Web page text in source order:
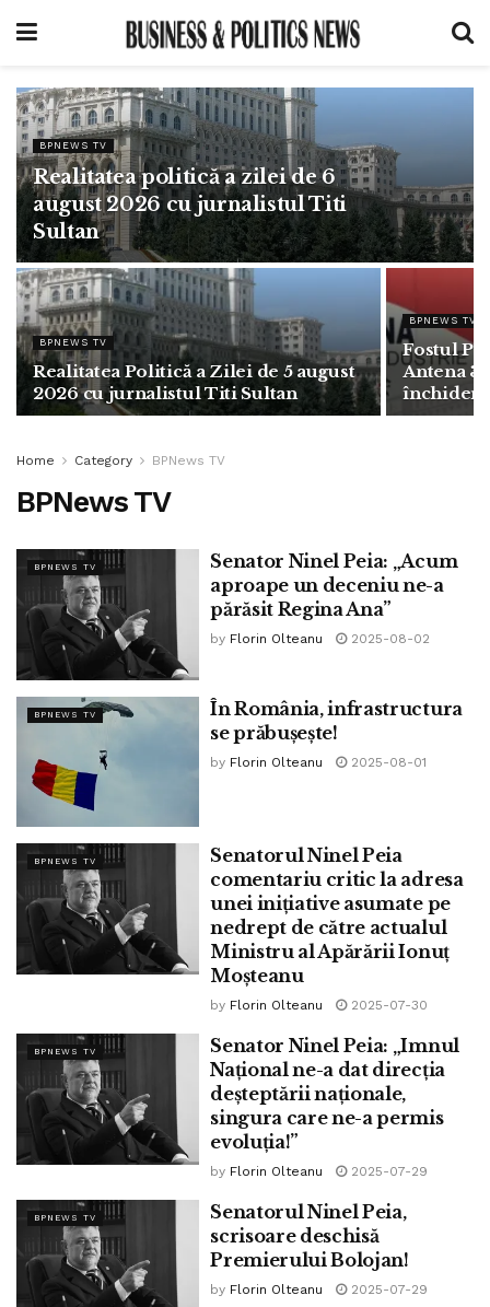
BPNEWS TV
Realitatea politică a zilei de 6
august 2026 cu jurnalistul Titi
Sultan
BPNEWS TV
Realitatea Politică a Zilei de 5 august
2026 cu jurnalistul Titi Sultan
BPNEWS TV
Fostul
Antena
Home Category BPNews TV
BPNews TV
BPNEWS TV
Senator Ninel Peia: „Acum
aproape un deceniu ne-a
părăsit Regina Ana”
by Florin Olteanu 2025-08-02
BPNEWS TV
În România, infrastructura
se prăbușește!
by Florin Olteanu 2025-08-01
BPNEWS TV
Senatorul Ninel Peia
comentariu critic la adresa
unei inițiative asumate pe
nedrept de către actualul
Ministru al Apărării Ionuț
Moșteanu
by Florin Olteanu 2025-07-30
BPNEWS TV
Senator Ninel Peia: „Imnul
Național ne-a dat direcția
deșteptării naționale,
singura care ne-a permis
evoluția!”
by Florin Olteanu 2025-07-29
BPNEWS TV
Senatorul Ninel Peia,
scrisoare deschisă
Premierului Bolojan!
by Florin Olteanu 2025-07-29